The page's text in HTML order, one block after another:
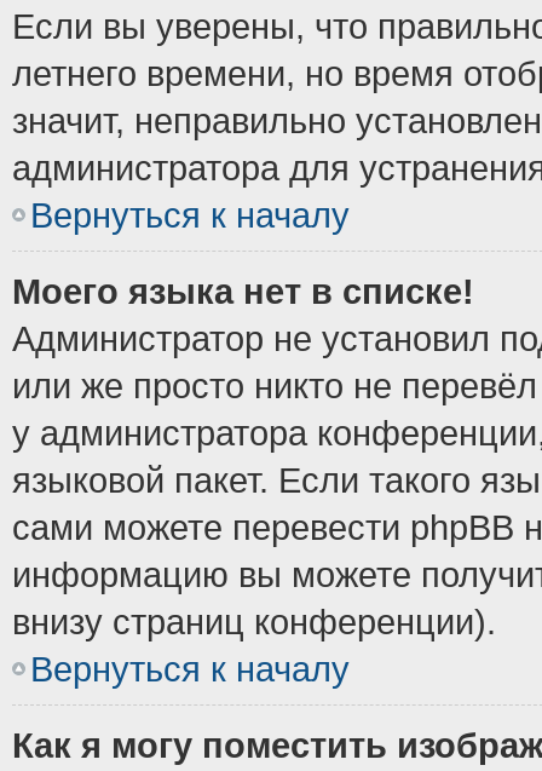
Если вы уверены, что
летнего времени, но время
значит, неправильно
администратора для
Вернуться к началу
Моего языка нет в списке!
Администратор не установил
или же просто никто не
у администратора
языковой пакет. Если такого
сами можете перевести phpBB
информацию вы можете
внизу страниц конференции).
Вернуться к началу
Как я могу поместить